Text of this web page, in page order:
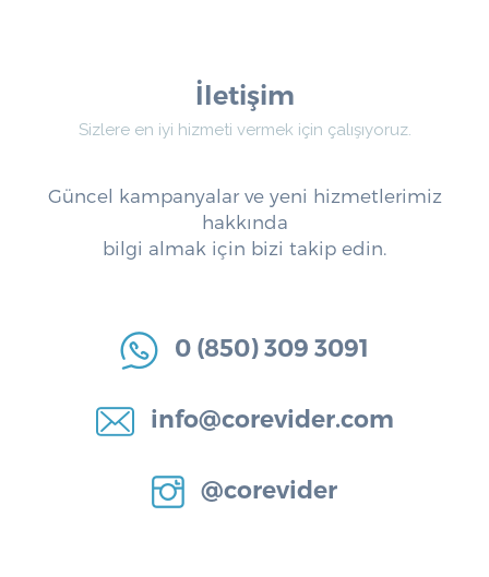
İletişim
Sizlere en iyi hizmeti vermek için çalışıyoruz.
Güncel kampanyalar ve yeni hizmetlerimiz
hakkında
bilgi almak için bizi takip edin.
0 (850) 309 3091
info@corevider.com
@corevider